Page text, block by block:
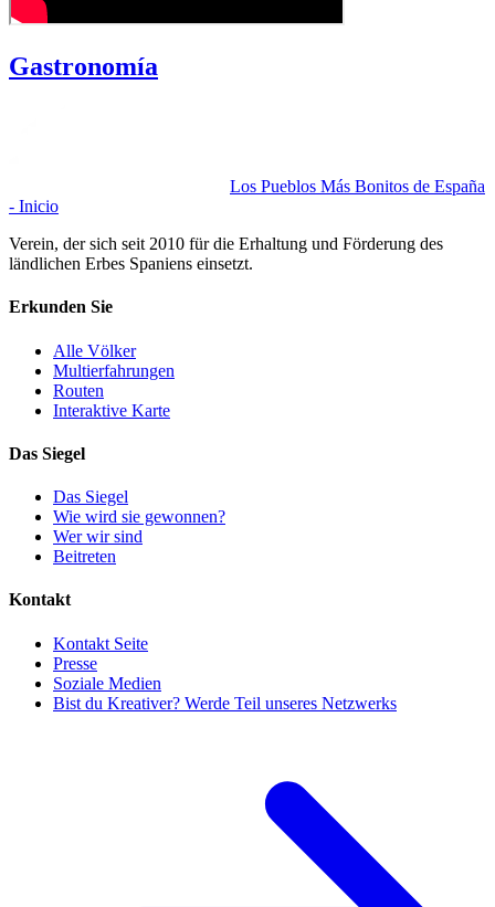
Gastronomía
Los Pueblos Más Bonitos de España
- Inicio
Verein, der sich seit 2010 für die Erhaltung und Förderung des
ländlichen Erbes Spaniens einsetzt.
Erkunden Sie
Alle Völker
Multierfahrungen
Routen
Interaktive Karte
Das Siegel
Das Siegel
Wie wird sie gewonnen?
Wer wir sind
Beitreten
Kontakt
Kontakt Seite
Presse
Soziale Medien
Bist du Kreativer? Werde Teil unseres Netzwerks